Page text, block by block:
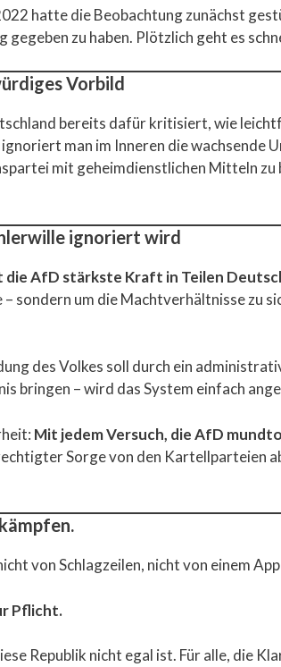
hatte die Beobachtung zunächst
zu haben. Plötzlich geht es
Vorbild
bereits dafür kritisiert, wie
man im Inneren die
mit geheimdienstlichen Mitteln
ignoriert wird
die AfD stärkste Kraft in Teilen
– sondern um die Machtverhältnisse
des Volkes soll durch ein
bringen – wird das System einfach
Mit jedem Versuch, die AfD
Sorge von den Kartellparteien
von Schlagzeilen, nicht von einem
Pflicht.
Republik nicht egal ist. Für alle, die